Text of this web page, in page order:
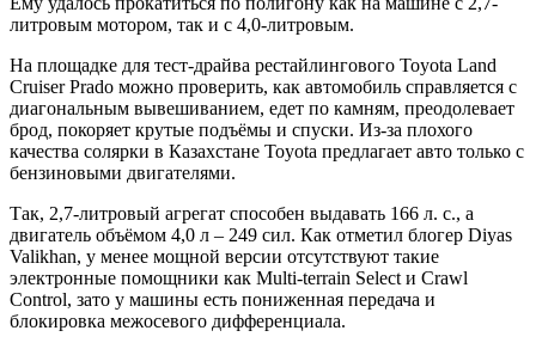
литровым мотором, так и с 4,0-литровым.
На площадке для тест-драйва рестайлингового Toyota Land
Cruiser Prado можно проверить, как автомобиль справляется с
диагональным вывешиванием, едет по камням, преодолевает
брод, покоряет крутые подъёмы и спуски. Из-за плохого
качества солярки в Казахстане Toyota предлагает авто только с
бензиновыми двигателями.
Так, 2,7-литровый агрегат способен выдавать 166 л. с., а
двигатель объёмом 4,0 л – 249 сил. Как отметил блогер Diyas
Valikhan, у менее мощной версии отсутствуют такие
электронные помощники как Multi-terrain Select и Crawl
Control, зато у машины есть пониженная передача и
блокировка межосевого дифференциала.